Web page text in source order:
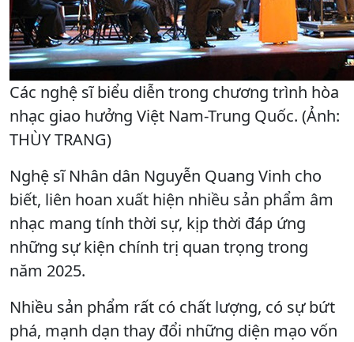
Các nghệ sĩ biểu diễn trong chương trình hòa
nhạc giao hưởng Việt Nam-Trung Quốc. (Ảnh:
THÙY TRANG)
Nghệ sĩ Nhân dân Nguyễn Quang Vinh cho
biết, liên hoan xuất hiện nhiều sản phẩm âm
nhạc mang tính thời sự, kịp thời đáp ứng
những sự kiện chính trị quan trọng trong
năm 2025.
Nhiều sản phẩm rất có chất lượng, có sự bứt
phá, mạnh dạn thay đổi những diện mạo vốn